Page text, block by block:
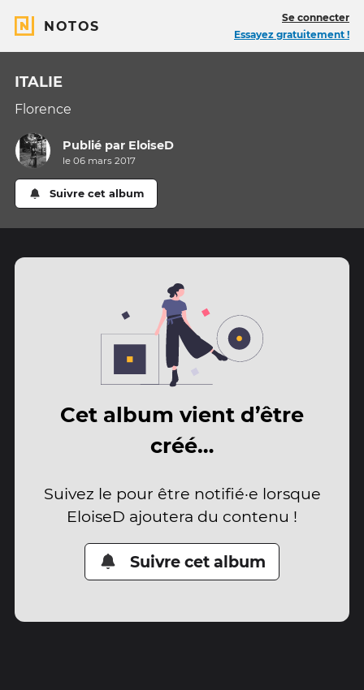
NOTOS
Se connecter
Essayez gratuitement !
ITALIE
Florence
Publié par EloiseD
le 06 mars 2017
Suivre cet album
Cet album vient d’être
créé…
Suivez le pour être notifié·e lorsque
EloiseD ajoutera du contenu !
Suivre cet album